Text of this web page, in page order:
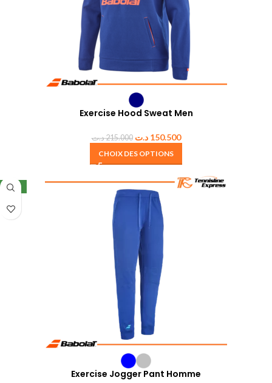
Exercise Hood Sweat Men
215.000د.ت 150.500 د.ت
CHOIX DES OPTIONS
NEW
Exercise Jogger Pant Homme